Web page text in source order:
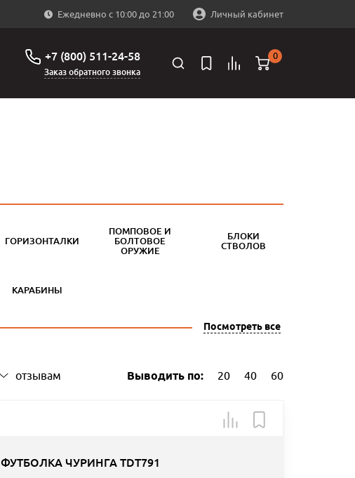
Ежедневно с 10:00 до 21:00 Личный кабинет
+7 (800) 511-24-58
Заказ обратного звонка
0
ГОРИЗОНТАЛКИ
ПОМПОВОЕ И
БОЛТОВОЕ
ОРУЖИЕ
БЛОКИ
СТВОЛОВ
КАРАБИНЫ
Посмотреть все
отзывам Выводить по: 20 40 60
ФУТБОЛКА ЧУРИНГА TDT791